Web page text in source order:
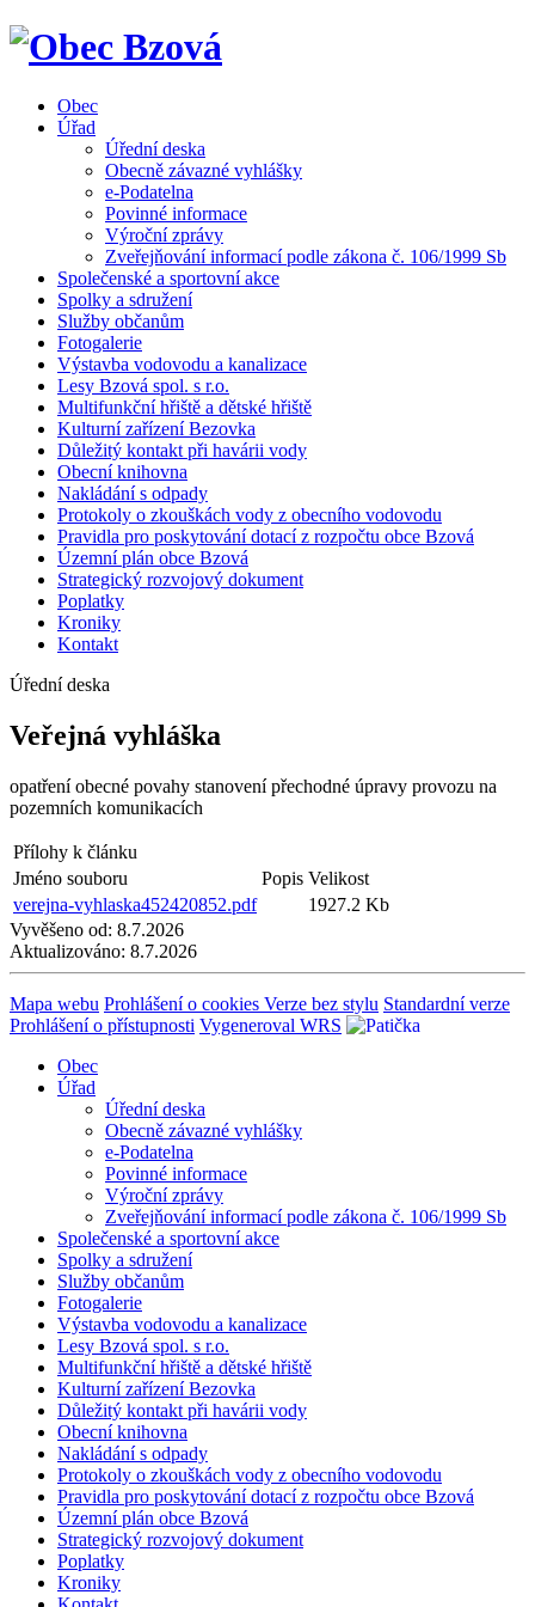
Obec
Úřad
Úřední deska
Obecně závazné vyhlášky
e-Podatelna
Povinné informace
Výroční zprávy
Zveřejňování informací podle zákona č. 106/1999 Sb
Společenské a sportovní akce
Spolky a sdružení
Služby občanům
Fotogalerie
Výstavba vodovodu a kanalizace
Lesy Bzová spol. s r.o.
Multifunkční hřiště a dětské hřiště
Kulturní zařízení Bezovka
Důležitý kontakt při havárii vody
Obecní knihovna
Nakládání s odpady
Protokoly o zkouškách vody z obecního vodovodu
Pravidla pro poskytování dotací z rozpočtu obce Bzová
Územní plán obce Bzová
Strategický rozvojový dokument
Poplatky
Kroniky
Kontakt
Úřední deska
Veřejná vyhláška
opatření obecné povahy stanovení přechodné úpravy provozu na
pozemních komunikacích
Přílohy k článku
Jméno souboru
Popis Velikost
verejna-vyhlaska452420852.pdf
1927.2 Kb
Vyvěšeno od: 8.7.2026
Aktualizováno: 8.7.2026
Mapa webu Prohlášení o cookies Verze bez stylu Standardní verze
Prohlášení o přístupnosti Vygeneroval WRS
Obec
Úřad
Úřední deska
Obecně závazné vyhlášky
e-Podatelna
Povinné informace
Výroční zprávy
Zveřejňování informací podle zákona č. 106/1999 Sb
Společenské a sportovní akce
Spolky a sdružení
Služby občanům
Fotogalerie
Výstavba vodovodu a kanalizace
Lesy Bzová spol. s r.o.
Multifunkční hřiště a dětské hřiště
Kulturní zařízení Bezovka
Důležitý kontakt při havárii vody
Obecní knihovna
Nakládání s odpady
Protokoly o zkouškách vody z obecního vodovodu
Pravidla pro poskytování dotací z rozpočtu obce Bzová
Územní plán obce Bzová
Strategický rozvojový dokument
Poplatky
Kroniky